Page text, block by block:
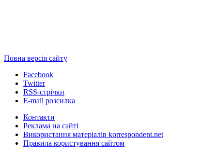
Повна версія сайту
Facebook
Twitter
RSS-стрічки
E-mail розсилка
Контакти
Реклама на сайті
Використання матеріалів korrespondent.net
Правила користування сайтом